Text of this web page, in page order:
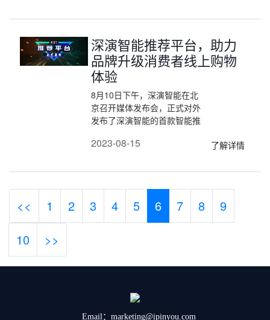
新品消费者沉淀。
深演智能推荐平台，助力
品牌升级消费者线上购物
体验
8月10日下午，深演智能在北
京召开媒体发布会，正式对外
发布了深演智能的首款智能推
大多数同类推荐系统，深演智
平台的基础上做了进一步升
台。
2023-08-15 了解详情
<< 1 2 3 4 5 6 7 8
9
10
>>
Email：marketing@ipinyou.com